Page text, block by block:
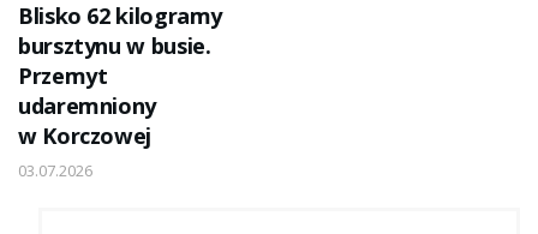
Blisko 62 kilogramy
bursztynu w busie.
Przemyt
udaremniony
w Korczowej
03.07.2026